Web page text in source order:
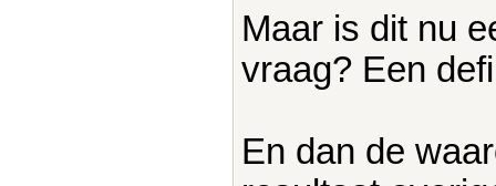
Maar is dit nu
vraag? Een
En dan de